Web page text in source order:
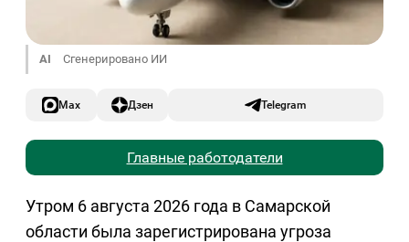
AI Сгенерировано ИИ
Max Дзен Telegram
Главные работодатели
Утром 6 августа 2026 года в Самарской
области была зарегистрирована угроза